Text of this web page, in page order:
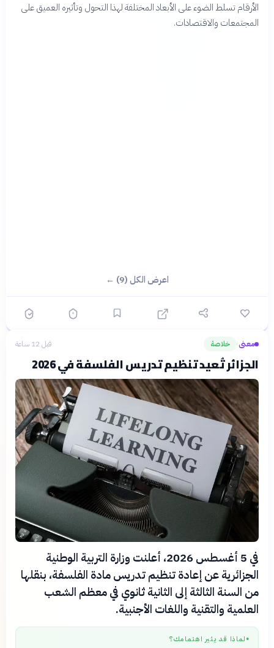
الأرقام تسلط الضوء على الأبعاد المختلفة لهذا التحول وتأثيره العميق على
المجتمعات والاقتصادات.
اعرض الكل (9) ←
معنى› خلاصة قبل 12 ساعة
الجزائر تُعيد تنظيم تدريس الفلسفة في 2026
في 5 أغسطس 2026، أعلنت وزارة التربية الوطنية
الجزائرية عن إعادة تنظيم تدريس مادة الفلسفة، بنقلها
من السنة الثالثة إلى الثانية ثانوي في معظم الشعب
العلمية والتقنية واللغات الأجنبية.
● لماذا قد يثير اهتمامك؟